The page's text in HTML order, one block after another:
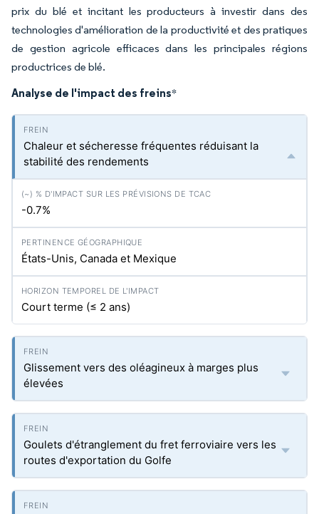
prix du blé et incitant les producteurs à investir dans des
technologies d'amélioration de la productivité et des pratiques
de gestion agricole efficaces dans les principales régions
productrices de blé.
Analyse de l'impact des freins*
Chaleur et sécheresse fréquentes réduisant la
stabilité des rendements
-0.7%
États-Unis, Canada et Mexique
Court terme (≤ 2 ans)
Glissement vers des oléagineux à marges plus
élevées
Goulets d'étranglement du fret ferroviaire vers les
routes d'exportation du Golfe